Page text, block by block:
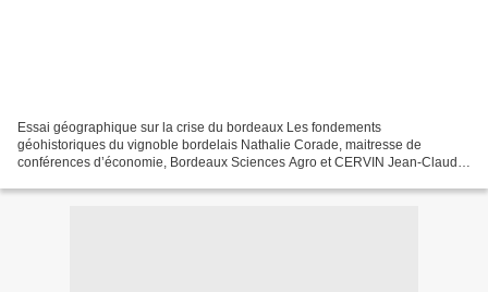
Essai géographique sur la crise du bordeaux Les fondements
géohistoriques du vignoble bordelais Nathalie Corade, maitresse de
conférences d’économie, Bordeaux Sciences Agro et CERVIN Jean-Claude